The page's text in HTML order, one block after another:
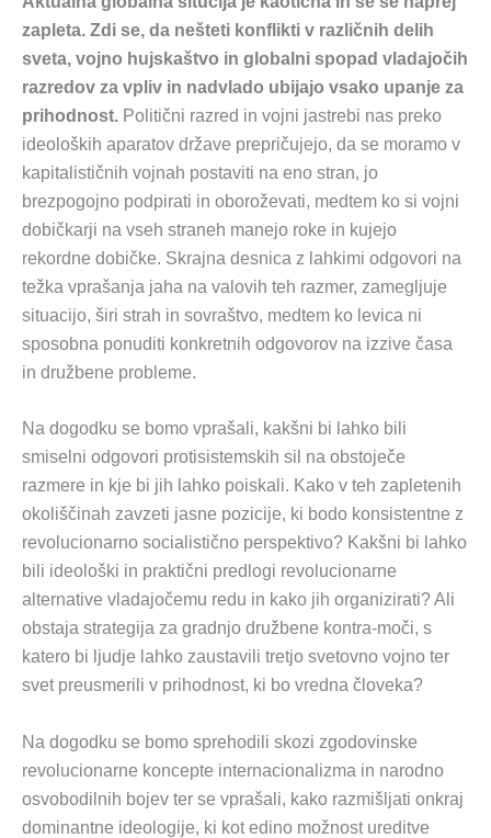
zapleta. Zdi se, da nešteti konflikti v različnih delih
sveta, vojno hujskaštvo in globalni spopad vladajočih
razredov za vpliv in nadvlado ubijajo vsako upanje za
prihodnost. Politični razred in vojni jastrebi nas preko
ideoloških aparatov države prepričujejo, da se moramo v
kapitalističnih vojnah postaviti na eno stran, jo
brezpogojno podpirati in oboroževati, medtem ko si vojni
dobičkarji na vseh straneh manejo roke in kujejo
rekordne dobičke. Skrajna desnica z lahkimi odgovori na
težka vprašanja jaha na valovih teh razmer, zamegljuje
situacijo, širi strah in sovraštvo, medtem ko levica ni
sposobna ponuditi konkretnih odgovorov na izzive časa
in družbene probleme.
Na dogodku se bomo vprašali, kakšni bi lahko bili
smiselni odgovori protisistemskih sil na obstoječe
razmere in kje bi jih lahko poiskali. Kako v teh zapletenih
okoliščinah zavzeti jasne pozicije, ki bodo konsistentne z
revolucionarno socialistično perspektivo? Kakšni bi lahko
bili ideološki in praktični predlogi revolucionarne
alternative vladajočemu redu in kako jih organizirati? Ali
obstaja strategija za gradnjo družbene kontra-moči, s
katero bi ljudje lahko zaustavili tretjo svetovno vojno ter
svet preusmerili v prihodnost, ki bo vredna človeka?
Na dogodku se bomo sprehodili skozi zgodovinske
revolucionarne koncepte internacionalizma in narodno
osvobodilnih bojev ter se vprašali, kako razmišljati onkraj
dominantne ideologije, ki kot edino možnost ureditve